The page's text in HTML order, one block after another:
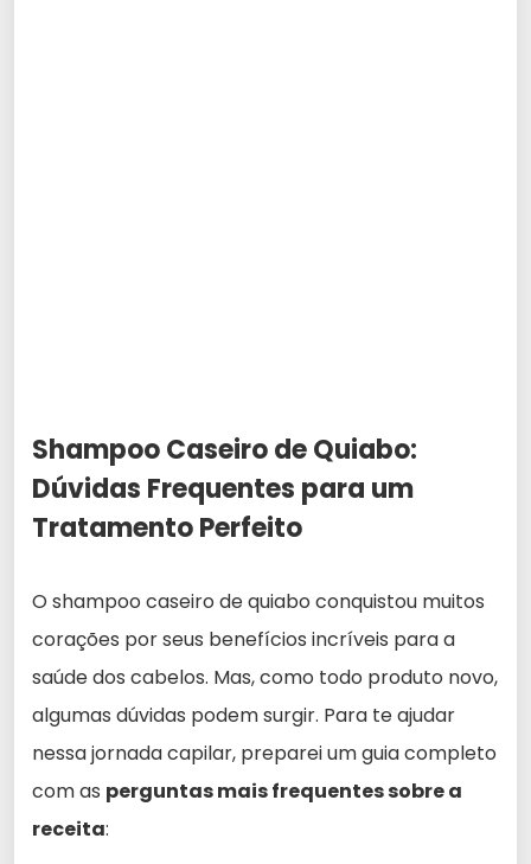
Shampoo Caseiro de Quiabo:
Dúvidas Frequentes para um
Tratamento Perfeito
O shampoo caseiro de quiabo conquistou muitos
corações por seus benefícios incríveis para a
saúde dos cabelos. Mas, como todo produto novo,
algumas dúvidas podem surgir. Para te ajudar
nessa jornada capilar, preparei um guia completo
com as perguntas mais frequentes sobre a
receita: